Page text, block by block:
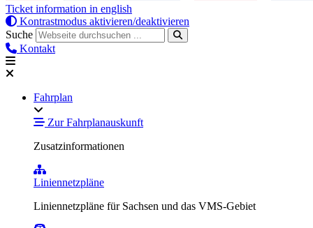
Ticket information in english
Kontrastmodus aktivieren/deaktivieren
Suche
Kontakt
Fahrplan
Zur Fahrplanauskunft
Zusatzinformationen
Liniennetzpläne
Liniennetzpläne für Sachsen und das VMS-Gebiet